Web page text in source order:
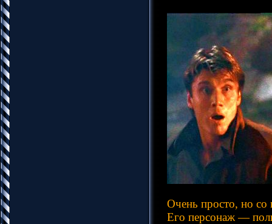
Очень просто, но
Его персонаж —